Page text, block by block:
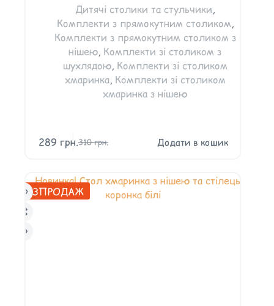
Дитячі столики та стульчики,
Комплекти з прямокутним столиком,
Комплекти з прямокутним столиком з
нішею, Комплекти зі столиком з
шухлядою, Комплекти зі столиком
хмаринка, Комплекти зі столиком
хмаринка з нішею
310грн.
289 грн. Додати в кошик
РОЗПРОДАЖ